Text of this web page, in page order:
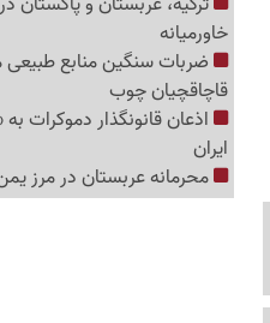
خاورمیانه
ضربات سنگین منابع طبیعی
قاچاقچیان چوب
اذعان قانونگذار دموکرات
ایران
محرمانه عربستان در مرز